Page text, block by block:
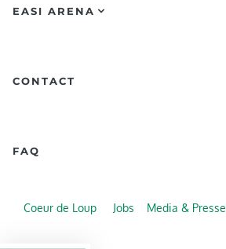
EASI ARENA
CONTACT
FAQ
Coeur de Loup Jobs Media & Presse